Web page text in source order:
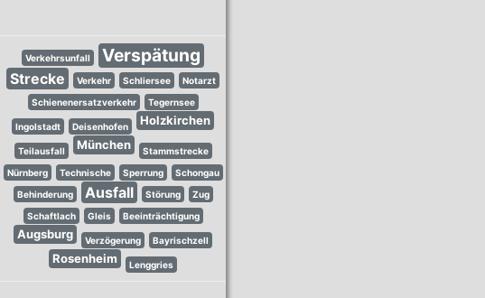
Verkehrsunfall Verspätung
Strecke Verkehr Schliersee
Notarzt
Schienenersatzverkehr
Tegernsee
Ingolstadt Deisenhofen Holzkirchen
Teilausfall München
Stammstrecke
Nürnberg
Technische Sperrung
Schongau
Behinderung
Ausfall Störung
Zug
Schaftlach
Gleis Beeinträchtigung
Augsburg Verzögerung Bayrischzell
Rosenheim Lenggries